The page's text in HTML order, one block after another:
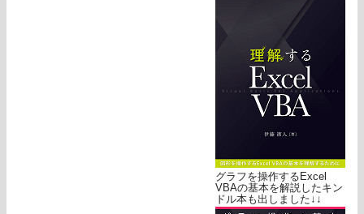
グラフを操作するExcel
VBAの基本を解説したキン
ドル本も出しました↓↓